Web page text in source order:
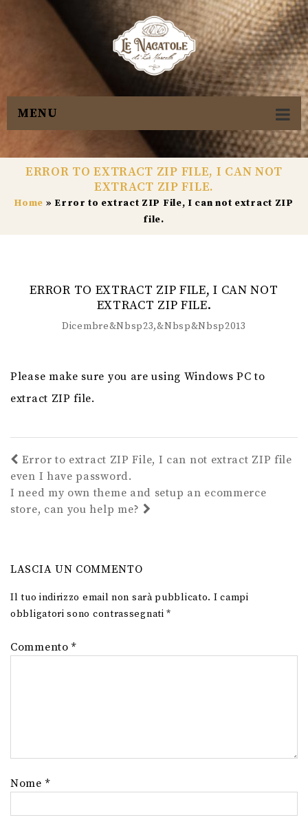
MENU
ERROR TO EXTRACT ZIP FILE, I CAN NOT
EXTRACT ZIP FILE.
Home » Error to extract ZIP File, I can not extract ZIP
file.
ERROR TO EXTRACT ZIP FILE, I CAN NOT
EXTRACT ZIP FILE.
Dicembre&nbsp23,&nbsp&nbsp2013
Please make sure you are using Windows PC to
extract ZIP file.
Error to extract ZIP File, I can not extract ZIP file
even I have password.
I need my own theme and setup an ecommerce
store, can you help me?
LASCIA UN COMMENTO
Il tuo indirizzo email non sarà pubblicato. I campi
obbligatori sono contrassegnati*
Commento*
Nome *